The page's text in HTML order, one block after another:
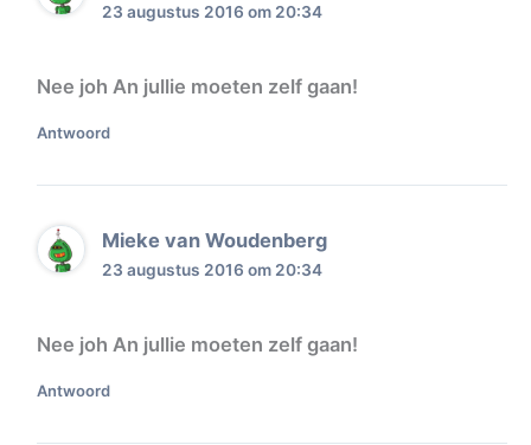
23 augustus 2016 om 20:34
Nee joh An jullie moeten zelf gaan!
Antwoord
Mieke van Woudenberg
23 augustus 2016 om 20:34
Nee joh An jullie moeten zelf gaan!
Antwoord